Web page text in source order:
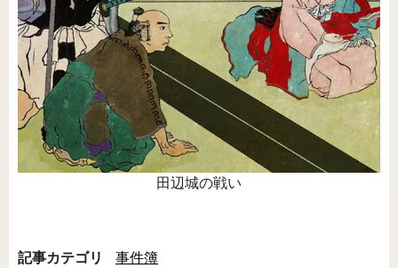
田辺城の戦い
記事カテゴリ
事件簿